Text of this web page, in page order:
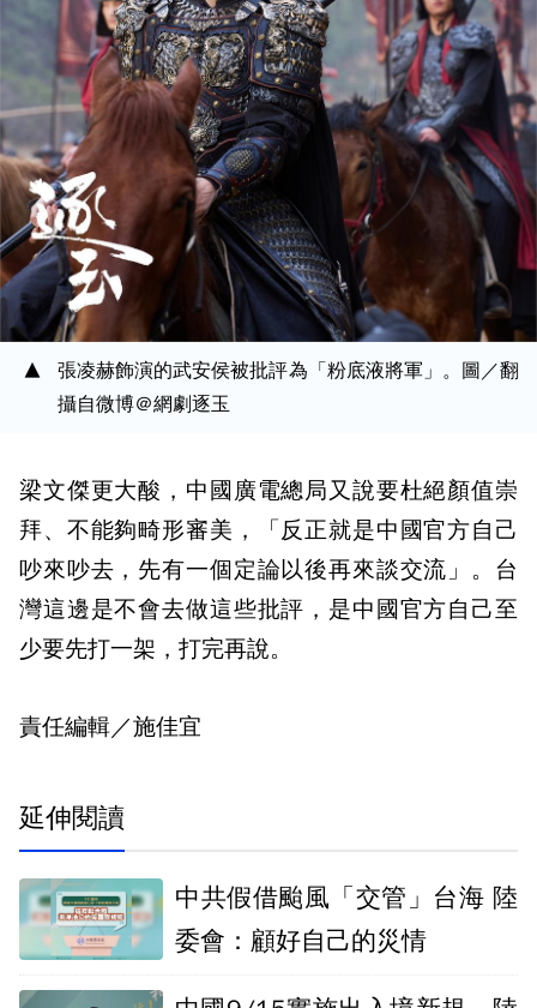
張凌赫飾演的武安侯被批評為「粉底液將軍」。圖／翻
攝自微博＠網劇逐玉
梁文傑更大酸，中國廣電總局又說要杜絕顏值崇
拜、不能夠畸形審美，「反正就是中國官方自己
吵來吵去，先有一個定論以後再來談交流」。台
灣這邊是不會去做這些批評，是中國官方自己至
少要先打一架，打完再說。
責任編輯／施佳宜
延伸閱讀
中共假借颱風「交管」台海 陸
委會：顧好自己的災情